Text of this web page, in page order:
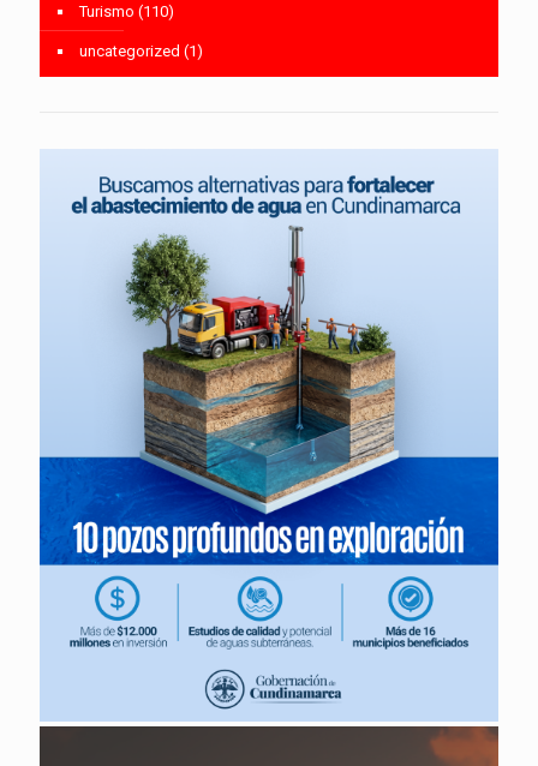
Turismo (110)
uncategorized (1)